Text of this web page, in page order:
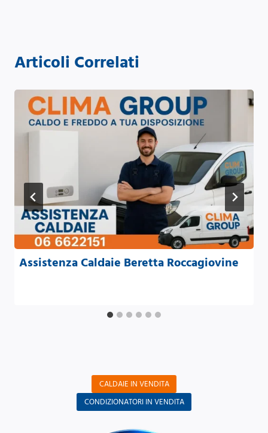
Articoli Correlati
Assistenza Caldaie Beretta Roccagiovine
CALDAIE IN VENDITA
CONDIZIONATORI IN VENDITA